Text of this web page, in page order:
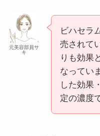
元美容部員サ
キ
ビハセラ
売されて
りも効果
なってい
した効果
定の濃度